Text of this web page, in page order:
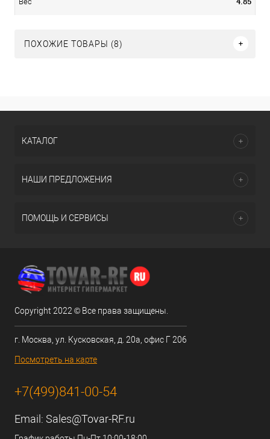
ПОХОЖИЕ ТОВАРЫ (8)
КАТАЛОГ
НАШИ ПРЕДЛОЖЕНИЯ
ПОМОЩЬ И СЕРВИСЫ
Copyright 2022 © Все права защищены.
г. Москва, ул. Кусковская, д. 20а, офис Г 206
Посмотреть на карте
+7(499)841-00-54
Email: Sales@Tovar-RF.ru